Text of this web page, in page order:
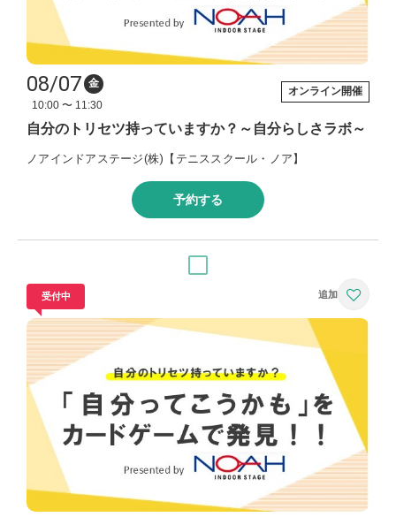
08/07 金
10:00 〜 11:30
オンライン開催
自分のトリセツ持っていますか？～自分らしさラボ～
ノアインドアステージ(株)【テニススクール・ノア】
予約する
受付中